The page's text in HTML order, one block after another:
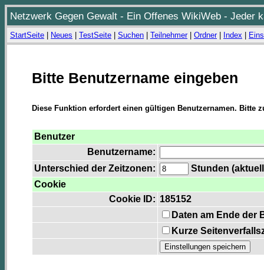
Netzwerk Gegen Gewalt - Ein Offenes WikiWeb - Jeder
StartSeite Neues TestSeite Suchen Teilnehmer| Ordner| Index
Bitte Benutzername eingeben
Diese Funktion erfordert einen gültigen Benutzernamen. Bitte
Benutzer
Benutzername:
Unterschied der Zeitzonen:
Stunden
Cookie
Cookie ID: 185152
Daten am Ende der
Kurze